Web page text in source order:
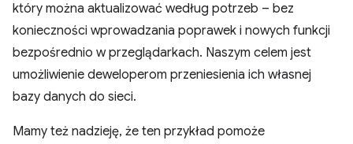
który można aktualizować według potrzeb – bez
konieczności wprowadzania poprawek i nowych funkcji
bezpośrednio w przeglądarkach. Naszym celem jest
umożliwienie deweloperom przeniesienia ich własnej
bazy danych do sieci.
Mamy też nadzieję, że ten przykład pomoże